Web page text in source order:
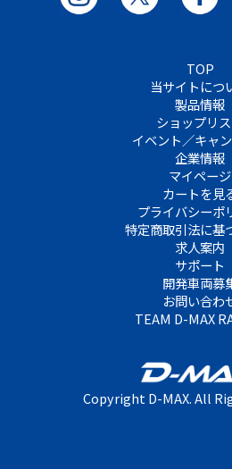
TOP
当サイトにつ
製品情報
ショップリ
イベント／キャ
企業情報
マイページ
カートを見
プライバシーポ
特定商取引法に基
求人案内
サポート
開発車両募
お問い合わ
TEAM D-MAX
Copyright D-MAX. All